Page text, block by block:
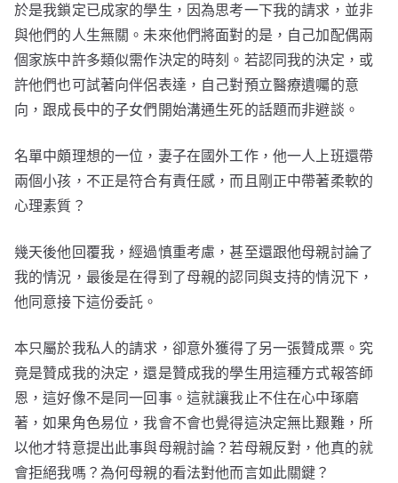
於是我鎖定已成家的學生，因為思考一下我的請求，並非
與他們的人生無關。未來他們將面對的是，自己加配偶兩
個家族中許多類似需作決定的時刻。若認同我的決定，或
許他們也可試著向伴侶表達，自己對預立醫療遺囑的意
向，跟成長中的子女們開始溝通生死的話題而非避談。
名單中頗理想的一位，妻子在國外工作，他一人上班還帶
兩個小孩，不正是符合有責任感，而且剛正中帶著柔軟的
心理素質？
幾天後他回覆我，經過慎重考慮，甚至還跟他母親討論了
我的情況，最後是在得到了母親的認同與支持的情況下，
他同意接下這份委託。
本只屬於我私人的請求，卻意外獲得了另一張贊成票。究
竟是贊成我的決定，還是贊成我的學生用這種方式報答師
恩，這好像不是同一回事。這就讓我止不住在心中琢磨
著，如果角色易位，我會不會也覺得這決定無比艱難，所
以他才特意提出此事與母親討論？若母親反對，他真的就
會拒絕我嗎？為何母親的看法對他而言如此關鍵？